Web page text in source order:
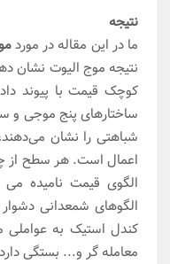
نتیجه
ما در این مقاله در مورد
نتیجه موج الیوت نشان
کوچک قیمت با پیوند
ساختارهای پنج موجی و
شباهتی را نشان
اعمال است. هر سطح از
الگوی قیمت نامیده
الگوهای شمعدانی
کندل استیک به عواملی
معامله گر و... بستگی